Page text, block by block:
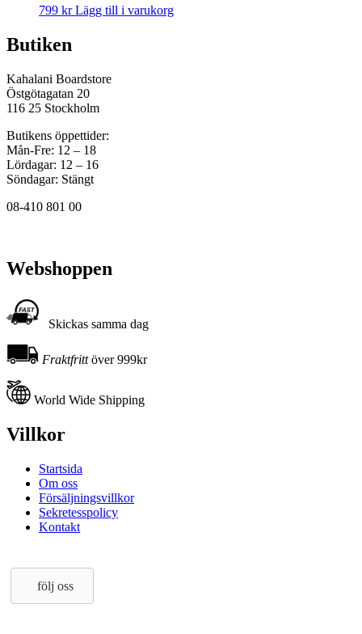
799 kr Lägg till i varukorg
Butiken
Kahalani Boardstore
Östgötagatan 20
116 25 Stockholm
Butikens öppettider:
Mån-Fre: 12 – 18
Lördagar: 12 – 16
Söndagar: Stängt
08-410 801 00
Webshoppen
Skickas samma dag
Fraktfrittöver 999kr
World Wide Shipping
Villkor
Startsida
Om oss
Försäljningsvillkor
Sekretesspolicy
Kontakt
följ oss